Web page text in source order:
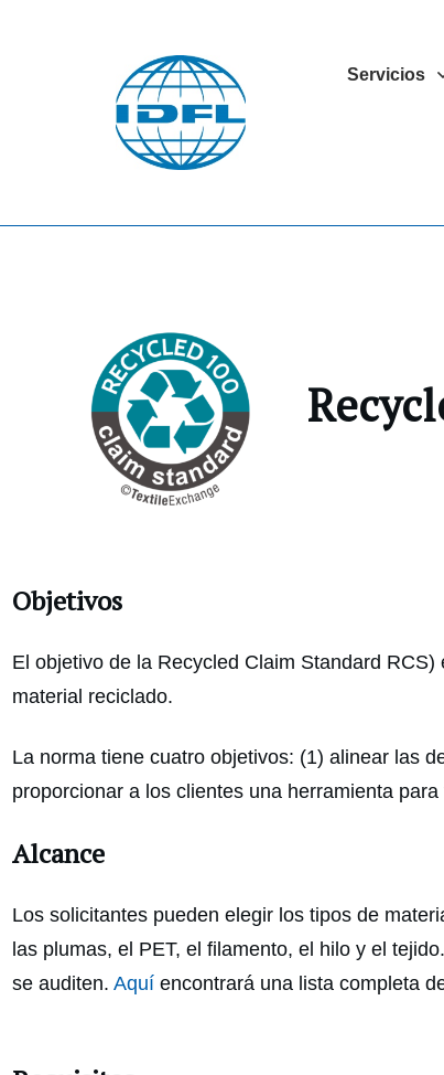
Servicios
Objetivos
El objetivo de la Recycled Claim Standard
material reciclado.
La norma tiene cuatro objetivos: (1) alinear las
proporcionar a los clientes una herramienta
Alcance
Los solicitantes pueden elegir los tipos de
las plumas, el PET, el filamento, el hilo y el
se auditen. Aquí encontrará una lista completa